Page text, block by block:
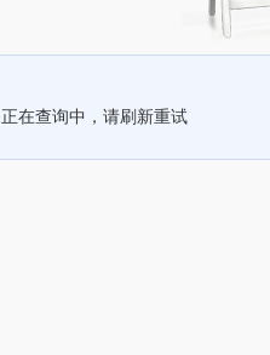
正在查询中，请刷新重试